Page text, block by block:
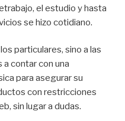
el estudio y hasta
se hizo cotidiano.
particulares, sino a las
contar con una
para asegurar su
con restricciones
sin lugar a dudas.